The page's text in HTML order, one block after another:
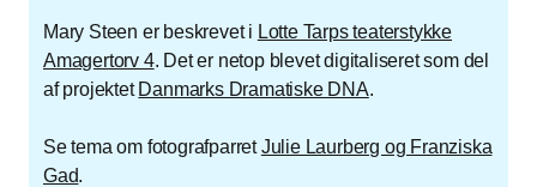
Mary Steen er beskrevet i Lotte Tarps teaterstykke
Amagertorv 4. Det er netop blevet digitaliseret som del
af projektet Danmarks Dramatiske DNA.
Se tema om fotografparretJulie Laurberg og Franziska
Gad.